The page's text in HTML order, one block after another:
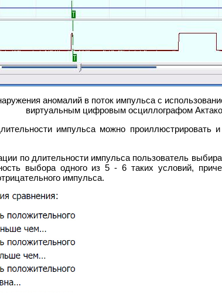
аномалий в поток импульса с
виртуальным цифровым осциллографом
импульса можно проиллюстрировать
по длительности импульса пользователь
выбора одного из 5 - 6 таких условий,
импульса.